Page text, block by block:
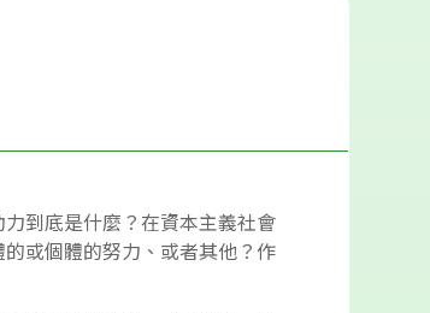
到底是什麼？在資本主義社會
或個體的努力、或者其他？作